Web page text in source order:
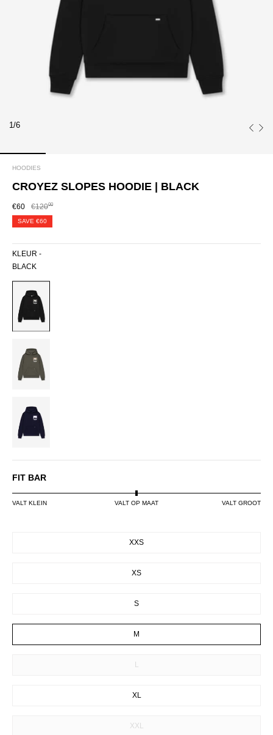
1/6
HOODIES
CROYEZ SLOPES HOODIE | BLACK
€60 €12000
SAVE €60
KLEUR -
BLACK
BLACK
DUSTY
OLIVE
NAVY
FIT BAR
VALT KLEIN VALT OP MAAT VALT GROOT
XXS
XS
S
M
L
XL
XXL